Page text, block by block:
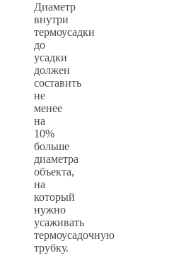
Диаметр
внутри
термоусадки
до
усадки
должен
составить
не
менее
на
10%
больше
диаметра
объекта,
на
который
нужно
усаживать
термоусадочную
трубку.